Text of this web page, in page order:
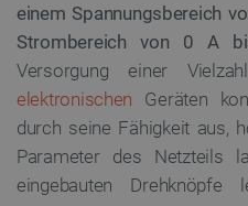
einem Spannungsbereich
Strombereich von 0 A
Versorgung einer
elektronischen Geräten
durch seine Fähigkeit aus,
Parameter des Netzteils
eingebauten Drehknöpfe